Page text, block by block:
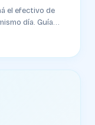
el efectivo de
día. Guía